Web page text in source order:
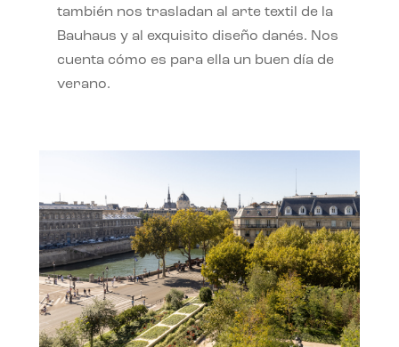
también nos trasladan al arte textil de la
Bauhaus y al exquisito diseño danés. Nos
cuenta cómo es para ella un buen día de
verano.